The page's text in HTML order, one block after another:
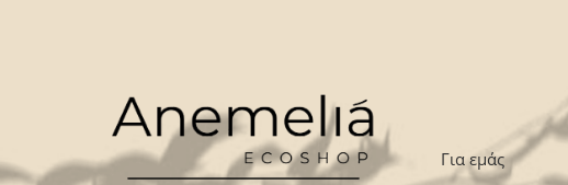
Για εμάς